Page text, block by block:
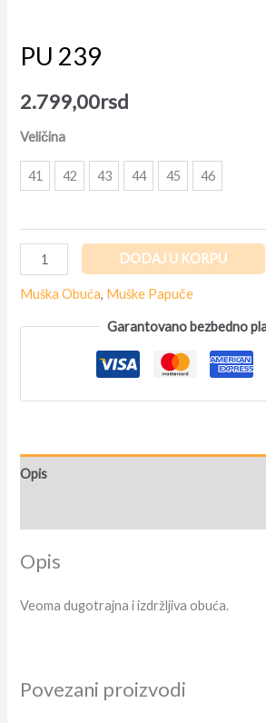
PU 239
2.799,00rsd
Veličina
41 42 43 44 45 46
DODAJ U KORPU
Muška Obuća, Muške Papuče
Garantovano bezbedno
Opis
Opis
Veoma dugotrajna i izdržljiva obuća.
Povezani proizvodi